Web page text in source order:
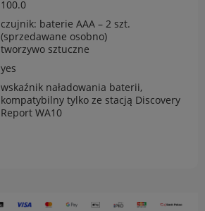
100.0
czujnik: baterie AAA – 2 szt.
(sprzedawane osobno)
tworzywo sztuczne
yes
wskaźnik naładowania baterii,
kompatybilny tylko ze stacją Discovery
Report WA10